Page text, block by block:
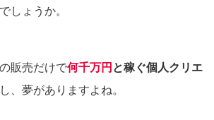
しょうか。
販売だけで何千万円 と稼ぐ個人クリエ
し、夢がありますよね。